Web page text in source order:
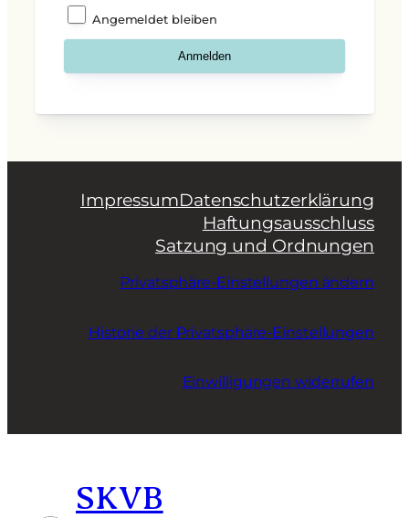
Angemeldet bleiben
ImpressumDatenschutzerklärung
Haftungsausschluss
Satzung und Ordnungen
Privatsphäre-Einstellungen ändern
Historie der Privatsphäre-Einstellungen
Einwilligungen widerrufen
SKVB